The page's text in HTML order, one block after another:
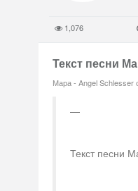
1,076
Текст песни
Мара - Angel Schlesser
Текст песни